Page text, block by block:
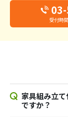
受付時
家具組み立
ですか？